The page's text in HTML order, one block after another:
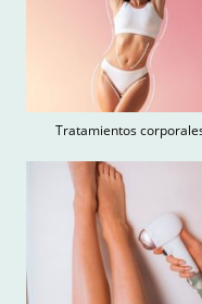
Tratamientos